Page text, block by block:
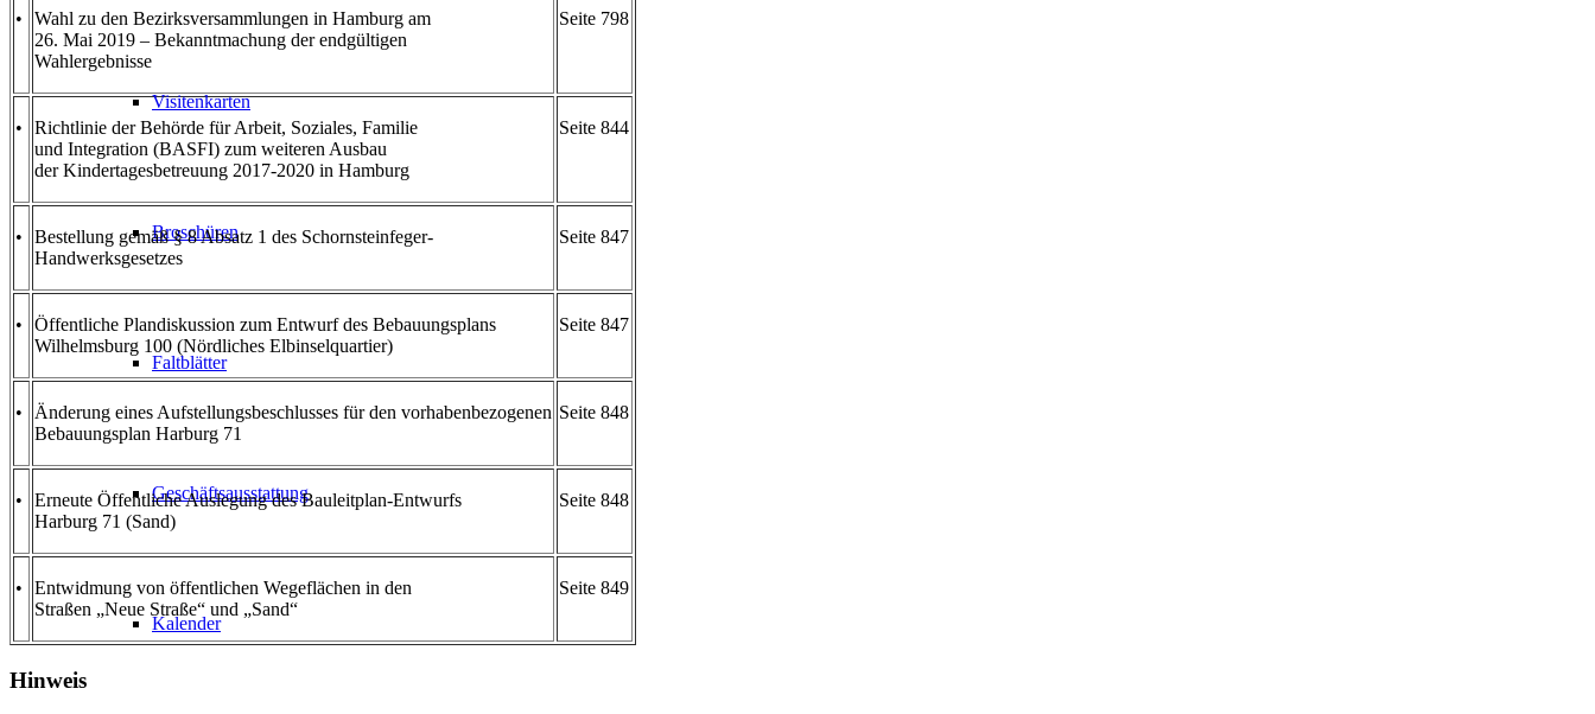
Visitenkarten
Broschüren
Faltblätter
Geschäftsausstattung
Kalender
•
Wahl zu den Bezirksversammlungen in Hamburg am
26. Mai 2019 – Bekanntmachung der endgültigen
Wahlergebnisse
Seite 798
•
Richtlinie der Behörde für Arbeit, Soziales, Familie
und Integration (BASFI) zum weiteren Ausbau
der Kindertagesbetreuung 2017-2020 in Hamburg
Seite 844
•
Bestellung gemäß § 8 Absatz 1 des Schornsteinfeger-
Handwerksgesetzes
Seite 847
•
Öffentliche Plandiskussion zum Entwurf des Bebauungsplans
Wilhelmsburg 100 (Nördliches Elbinselquartier)
Seite 847
•
Änderung eines Aufstellungsbeschlusses für den vorhabenbezogenen
Bebauungsplan Harburg 71
Seite 848
•
Erneute Öffentliche Auslegung des Bauleitplan-Entwurfs
Harburg 71 (Sand)
Seite 848
•
Entwidmung von öffentlichen Wegeflächen in den
Straßen „Neue Straße“ und „Sand“
Seite 849
Hinweis